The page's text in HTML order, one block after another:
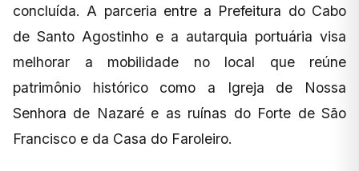
concluída. A parceria entre a Prefeitura do Cabo
de Santo Agostinho e a autarquia portuária visa
melhorar a mobilidade no local que reúne
patrimônio histórico como a Igreja de Nossa
Senhora de Nazaré e as ruínas do Forte de São
Francisco e da Casa do Faroleiro.